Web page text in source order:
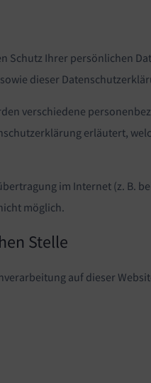
Schutz Ihrer persönlichen
dieser
verschiedene
erläutert,
im Internet (z. B.
möglich.
Stelle
auf dieser